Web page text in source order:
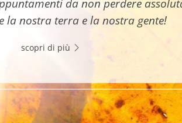
da non perdere
la nostra terra e la nostra gente!
scopri di più